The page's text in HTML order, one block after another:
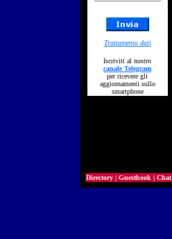
Trattamento dati
Iscriviti al nostro
canale Telegram
per ricevere gli
aggiornamenti sullo
smartphone
Directory | Guestbook | Chat